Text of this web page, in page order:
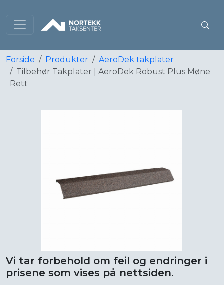
Forside Produkter
AeroDek takplater
Tilbehør Takplater | AeroDek Robust Plus Møne
Rett
Vi tar forbehold om feil og endringer i
prisene som vises på nettsiden.